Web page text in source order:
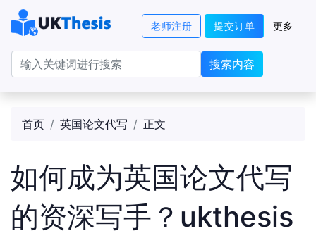
老师注册 提交订单 更多
搜索内容
首页 英国论文代写 正文
如何成为英国论文代写
的资深写手？ukthesis